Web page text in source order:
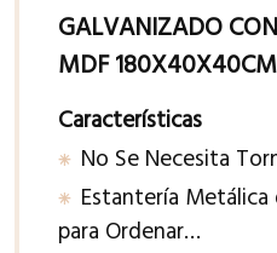
GALVANIZADO
MDF 180X40X40CM
Características
No Se Necesita
Estantería
para Ordenar…